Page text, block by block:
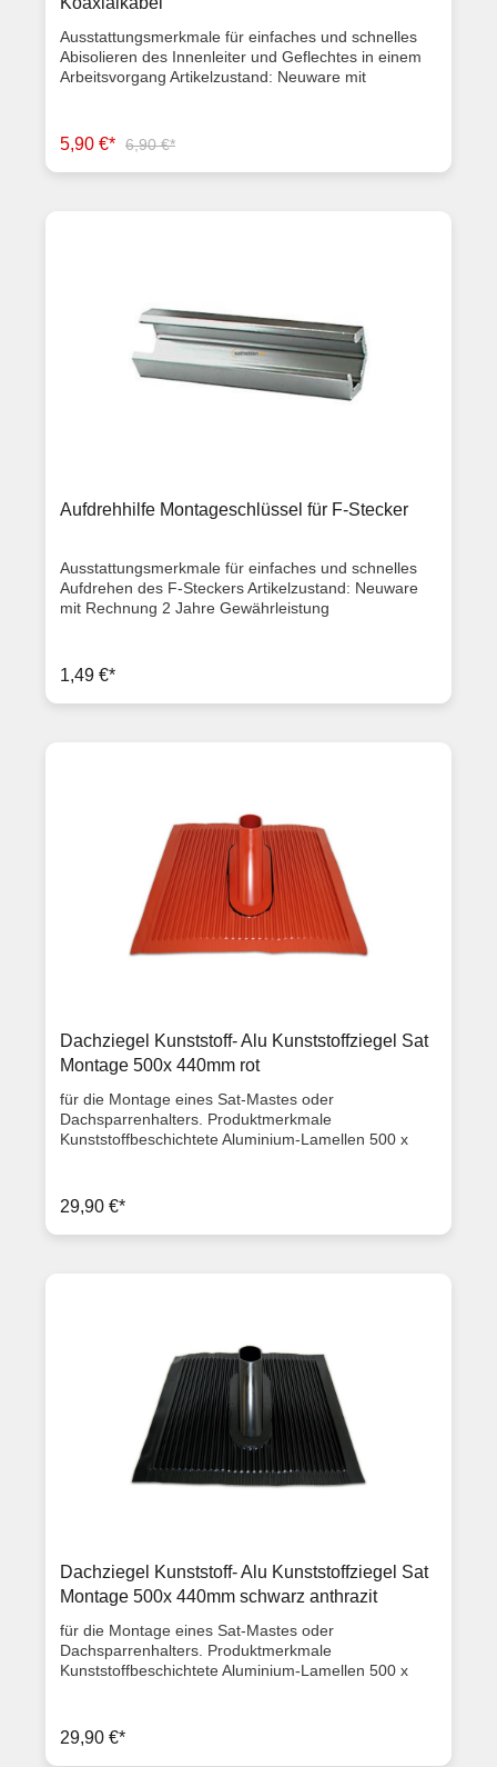
Ausstattungsmerkmale für einfaches und schnelles
Abisolieren des Innenleiter und Geflechtes in einem
Arbeitsvorgang Artikelzustand: Neuware mit
5,90 €* 6,90 €*
Aufdrehhilfe Montageschlüssel für F-Stecker
Ausstattungsmerkmale für einfaches und schnelles
Aufdrehen des F-Steckers Artikelzustand: Neuware
mit Rechnung 2 Jahre Gewährleistung
1,49 €*
Dachziegel Kunststoff- Alu Kunststoffziegel Sat
Montage 500x 440mm rot
für die Montage eines Sat-Mastes oder
Dachsparrenhalters. Produktmerkmale
Kunststoffbeschichtete Aluminium-Lamellen 500 x
Rechnung 2 Jahre Gewährleistung
29,90 €*
Dachziegel Kunststoff- Alu Kunststoffziegel Sat
Montage 500x 440mm schwarz anthrazit
für die Montage eines Sat-Mastes oder
Dachsparrenhalters. Produktmerkmale
Kunststoffbeschichtete Aluminium-Lamellen 500 x
Neuware mit Rechnung 2 Jahre Gewährleistung
29,90 €*